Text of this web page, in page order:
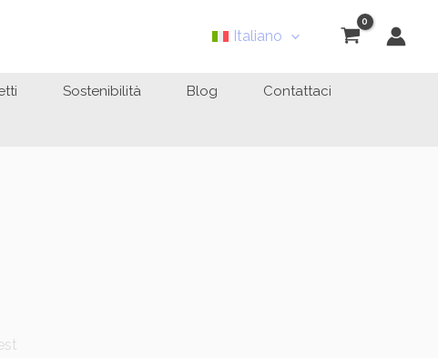
Italiano
Sostenibilità Blog Contattaci